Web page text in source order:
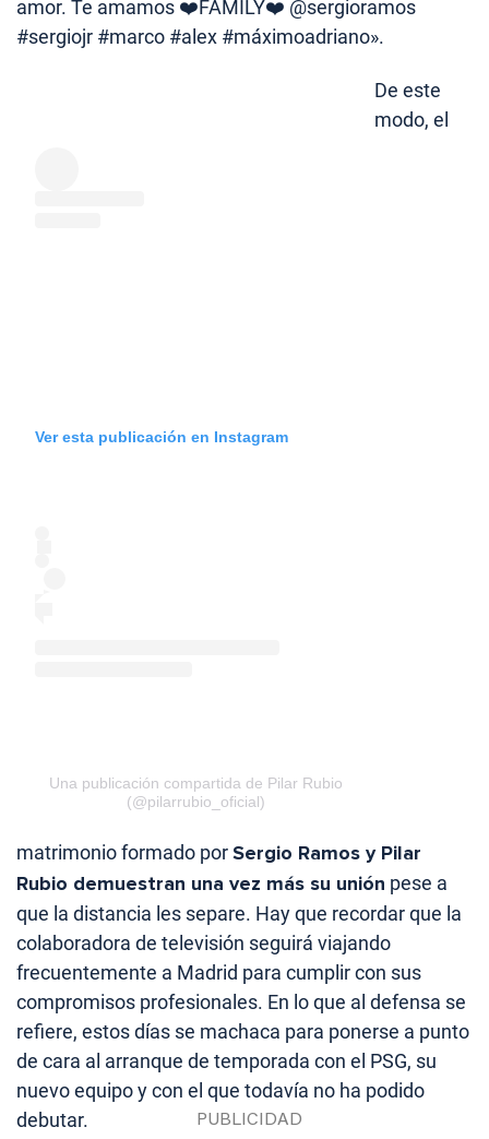
amor. Te amamos ❤️FAMILY❤️ @sergioramos
#sergiojr #marco #alex #máximoadriano».
Ver esta publicación en Instagram
Una publicación compartida de Pilar Rubio
(@pilarrubio_oficial)
De este
modo, el
matrimonio formado porSergio Ramos y Pilar
Rubio demuestran una vez más su unión pese a
que la distancia les separe. Hay que recordar que la
colaboradora de televisión seguirá viajando
frecuentemente a Madrid para cumplir con sus
compromisos profesionales. En lo que al defensa se
refiere, estos días se machaca para ponerse a punto
de cara al arranque de temporada con el PSG, su
nuevo equipo y con el que todavía no ha podido
debutar.